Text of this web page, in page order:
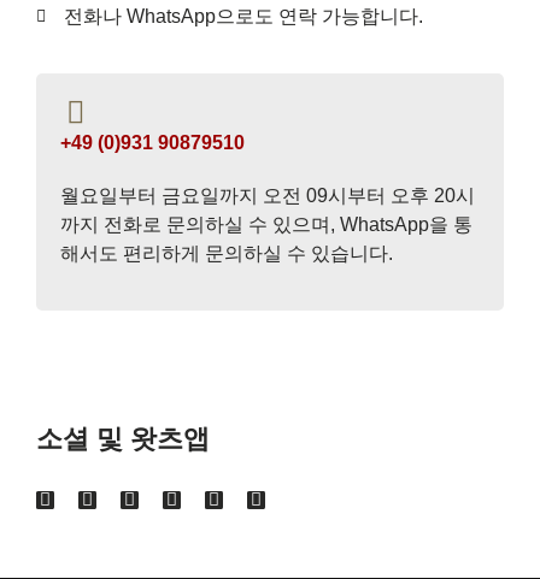
전화나 WhatsApp으로도 연락 가능합니다.
+49 (0)931 90879510
월요일부터 금요일까지 오전 09시부터 오후 20시
까지 전화로 문의하실 수 있으며, WhatsApp을 통
해서도 편리하게 문의하실 수 있습니다.
소셜 및 왓츠앱